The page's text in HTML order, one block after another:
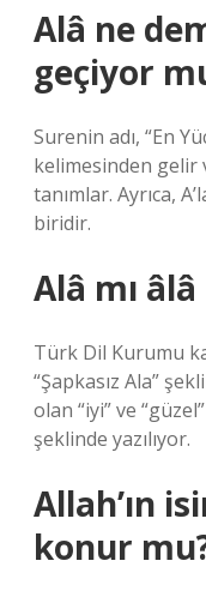
Alâ ne
geçiyor
Surenin adı, “En
kelimesinden gelir
tanımlar. Ayrıca,
biridir.
Alâ mı âlâ
Türk Dil Kurumu
“Şapkasız Ala”
olan “iyi” ve
şeklinde yazılıyor.
Allah’ın
konur